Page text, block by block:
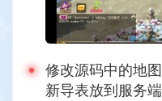
修改源码中的地
新导表放到服务